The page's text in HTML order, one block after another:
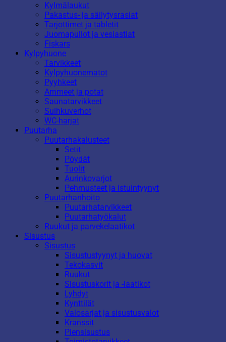
Kylmälaukut
Pakastus- ja säilytysrasiat
Tarjottimet ja tabletit
Juomapullot ja vesiastiat
Fiskars
Kylpyhuone
Tarvikkeet
Kylpyhuonematot
Pyyhkeet
Ammeet ja potat
Saunatarvikkeet
Suihkuverhot
WC-harjat
Puutarha
Puutarhakalusteet
Setit
Pöydät
Tuolit
Aurinkovarjot
Pehmusteet ja istuintyynyt
Puutarhanhoito
Puutarhatarvikkeet
Puutarhatyökalut
Ruukut ja parvekelaatikot
Sisustus
Sisustus
Sisustustyynyt ja huovat
Tekokasvit
Ruukut
Sisustuskorit ja -laatikot
Lyhdyt
Kynttilät
Valosarjat ja sisustusvalot
Kranssit
Piensisustus